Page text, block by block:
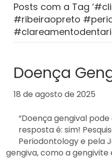
Posts com a Tag
#ribeiraopreto
Doença
18 de agosto de 2025
“Doença gengival
resposta é: sim!
Periodontology e pela
gengiva, como a